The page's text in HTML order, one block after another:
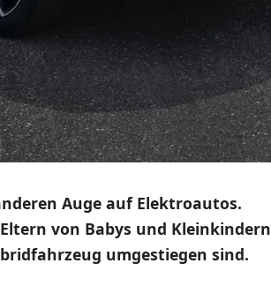
Auge auf Elektroautos.
von Babys und Kleinkindern
umgestiegen sind.